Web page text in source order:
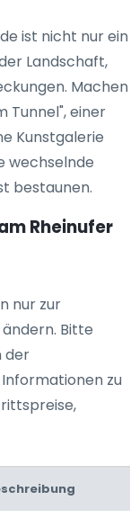
ist nicht nur ein
Landschaft,
Machen
Tunnel", einer
Kunstgalerie
wechselnde
bestaunen.
Rheinufer
nur zur
Bitte
der
zu